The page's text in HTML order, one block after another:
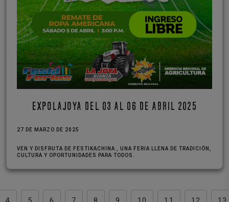
EXPOLAJOYA DEL 03 AL 06 DE ABRIL 2025
27 DE MARZO DE 2025
VEN Y DISFRUTA DE FESTIKACHINA , UNA FERIA LLENA DE TRADICIÓN,
CULTURA Y OPORTUNIDADES PARA TODOS.